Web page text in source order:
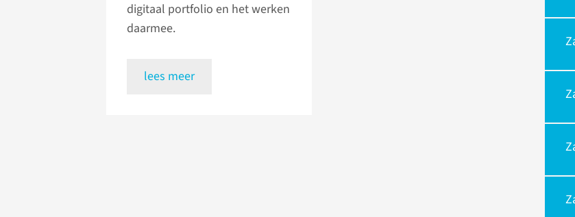
digitaal portfolio en het werken
daarmee.
lees meer